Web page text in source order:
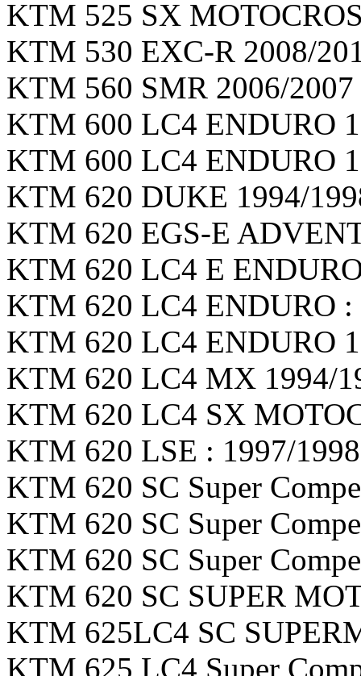
KTM 525 SX
KTM 530 EXC-R 2008/
KTM 560 SMR 2006/2007
KTM 600 LC4 ENDURO
KTM 600 LC4 ENDURO
KTM 620 DUKE 1994/
KTM 620 EGS-E
KTM 620 LC4 E
KTM 620 LC4 ENDURO :
KTM 620 LC4 ENDURO
KTM 620 LC4 MX 1994/
KTM 620 LC4 SX
KTM 620 LSE : 1997/1998
KTM 620 SC Super
KTM 620 SC Super
KTM 620 SC Super
KTM 620 SC SUPER
KTM 625LC4 SC
KTM 625 LC4 Super